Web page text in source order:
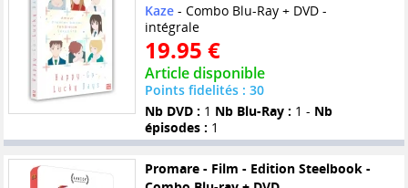
Kaze- Combo Blu-Ray + DVD -
intégrale
19.95 €
Article disponible
Points fidelités : 30
Nb DVD : 1 Nb Blu-Ray : 1 - Nb
épisodes : 1
Promare - Film - Edition Steelbook -